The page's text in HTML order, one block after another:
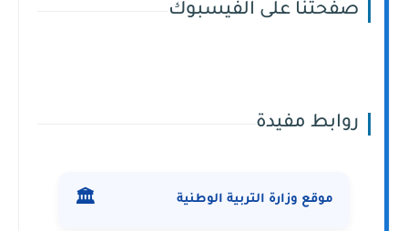
صفحتنا على الفيسبوك
روابط مفيدة
موقع وزارة التربية الوطنية 🏛️